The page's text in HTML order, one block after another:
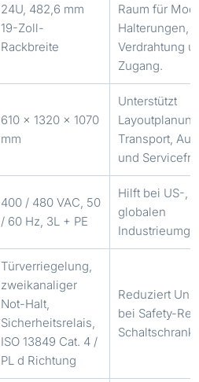
24U, 482,6 mm
19-Zoll-
Rackbreite
Raum für
Halterungen,
Verdrahtung
Zugang.
610 × 1320 × 1070
mm
Unterstützt
Transport,
und
400 / 480 VAC, 50
/ 60 Hz, 3L + PE
Hilft bei US-,
globalen
Türverriegelung,
zweikanaliger
Not-Halt,
Sicherheitsrelais,
ISO 13849 Cat. 4 /
PL d Richtung
Reduziert
bei Safety-